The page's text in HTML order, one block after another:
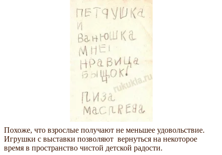
Похоже, что взрослые получают не меньшее удовольствие.
Игрушки с выставки позволяют вернуться на некоторое
время в пространство чистой детской радости.